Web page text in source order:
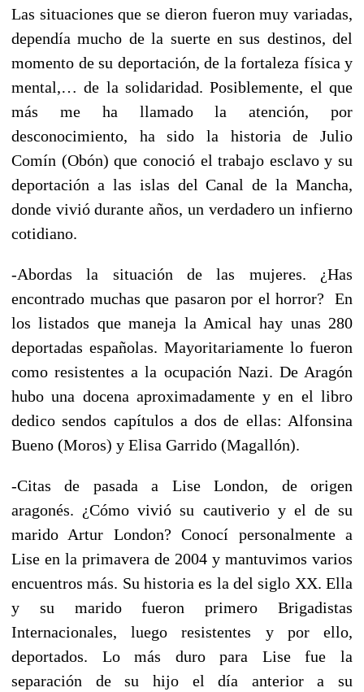
Las situaciones que se dieron fueron muy variadas,
dependía mucho de la suerte en sus destinos, del
momento de su deportación, de la fortaleza física y
mental,… de la solidaridad. Posiblemente, el que
más me ha llamado la atención, por
desconocimiento, ha sido la historia de Julio
Comín (Obón) que conoció el trabajo esclavo y su
deportación a las islas del Canal de la Mancha,
donde vivió durante años, un verdadero un infierno
cotidiano.
-Abordas la situación de las mujeres. ¿Has
encontrado muchas que pasaron por el horror? En
los listados que maneja la Amical hay unas 280
deportadas españolas. Mayoritariamente lo fueron
como resistentes a la ocupación Nazi. De Aragón
hubo una docena aproximadamente y en el libro
dedico sendos capítulos a dos de ellas: Alfonsina
Bueno (Moros) y Elisa Garrido (Magallón).
-Citas de pasada a Lise London, de origen
aragonés. ¿Cómo vivió su cautiverio y el de su
marido Artur London? Conocí personalmente a
Lise en la primavera de 2004 y mantuvimos varios
encuentros más. Su historia es la del siglo XX. Ella
y su marido fueron primero Brigadistas
Internacionales, luego resistentes y por ello,
deportados. Lo más duro para Lise fue la
separación de su hijo el día anterior a su